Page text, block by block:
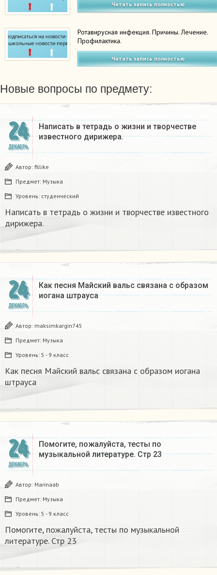
Читать запись полностью
Ротавирусная инфекция. Причины. Лечение.
Профилактика.
Читать запись полностью
Новые вопросы по предмету:
24
ДЕКАБРЬ
Написать в тетрадь о жизни и творчестве
известного дирижера.​
Автор: fillike
Предмет: Музыка
Уровень: студенческий
Написать в тетрадь о жизни и творчестве известного
дирижера.​
24
ДЕКАБРЬ
Как песня Майский вальс связана с образом
иогана штрауса
Автор: maksimkargin745
Предмет: Музыка
Уровень: 5 - 9 класс
Как песня Майский вальс связана с образом иогана
штрауса
24
ДЕКАБРЬ
Помогите, пожалуйста, тесты по
музыкальной литературе. Стр 23
Автор: Marinaab
Предмет: Музыка
Уровень: 5 - 9 класс
Помогите, пожалуйста, тесты по музыкальной
литературе. Стр 23